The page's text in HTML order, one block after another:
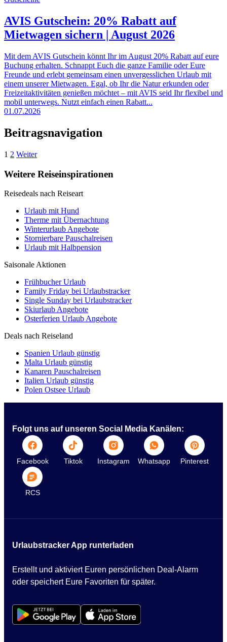
AVIS Gutschein: 20% Rabatt auf
Mietwagen sichern | August 2026
Mit dem AVIS Gutschein könnt Ihr im August 20% Rabatt auf eure
Buchung erhalten. Schnappt Euch die ganze Familie oder Eure
Freunde und erlebt gemeinsam einen unvergesslichen Urlaub mit
einem unserer Mietwagen. Egal, ob Ihr die Natur erkunden oder
Freizeitaktivitäten genießen möchtet – mit AVIS seid Ihr flexibel und
mobil unterwegs. Nutzt einfach einen Rabatt...
01.07.2026
Beitragsnavigation
1 2 Weiter
Weitere Reiseinspirationen
Reisedeals nach Reiseart
Urlaub mit Hund
Therme mit Übernachtung
Winterurlaub Angebote
Stornierbare Pauschalreisen
Urlaub mit Halbpension
Saisonale Aktionen
Frühbucher Urlaub
Family Friday bei Urlaubstracker
Single Sunday bei Urlaubstracker
Skiurlaub Angebote
Osterferien Urlaub Angebote
Deals nach Reiseland
Spanien Urlaub günstig
Malta Urlaub günstig
Kanaren Pauschalreisen
Italien Urlaub günstig
Polen Ostsee Urlaub